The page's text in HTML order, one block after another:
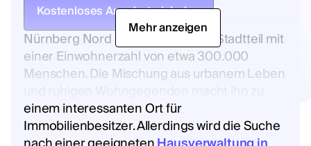
Kostenloses Angebot einholen
Nürnberg Nord ist ein lebendiger Stadtteil mit
einer Einwohnerzahl von etwa 300.000
Menschen. Die Mischung aus urbanem Leben
einem interessanten Ort für
Immobilienbesitzer. Allerdings wird die Suche
Mehr anzeigen